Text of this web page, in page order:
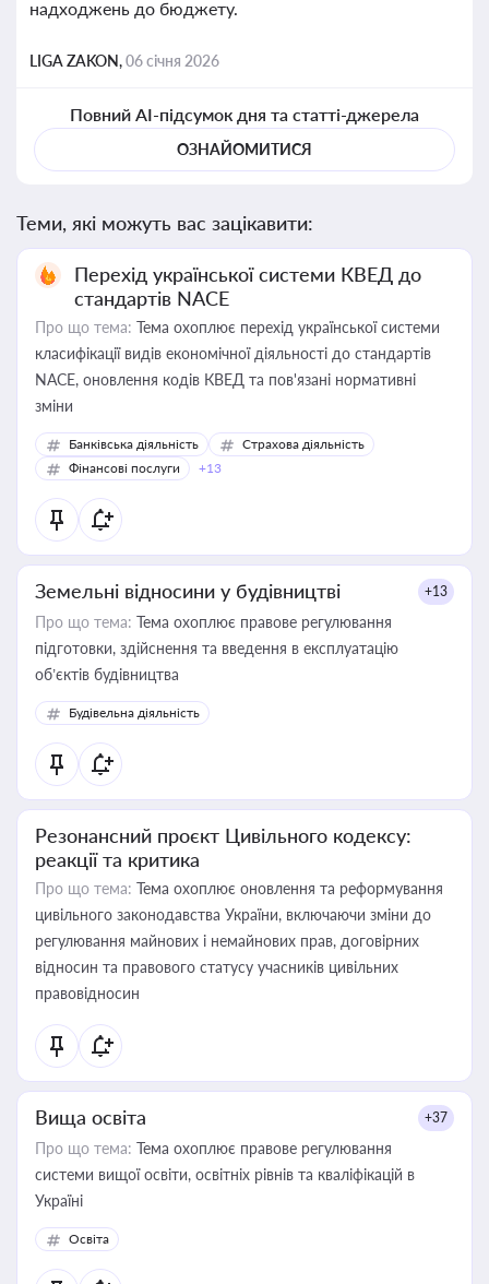
надходжень до бюджету.
LIGA ZAKON,06 січня 2026
Повний AI-підсумок дня та статті-джерела
ОЗНАЙОМИТИСЯ
Теми, які можуть вас зацікавити:
Перехід української системи КВЕД до
стандартів NACE
Про що тема: Тема охоплює перехід української системи
класифікації видів економічної діяльності до стандартів
NACE, оновлення кодів КВЕД та пов'язані нормативні
зміни
Банківська діяльність
Страхова діяльність
Фінансові послуги
+13
Земельні відносини у будівництві +13
Про що тема: Тема охоплює правове регулювання
підготовки, здійснення та введення в експлуатацію
об’єктів будівництва
Будівельна діяльність
Резонансний проєкт Цивільного кодексу:
реакції та критика
Про що тема: Тема охоплює оновлення та реформування
цивільного законодавства України, включаючи зміни до
регулювання майнових і немайнових прав, договірних
відносин та правового статусу учасників цивільних
правовідносин
Вища освіта +37
Про що тема: Тема охоплює правове регулювання
системи вищої освіти, освітніх рівнів та кваліфікацій в
Україні
Освіта